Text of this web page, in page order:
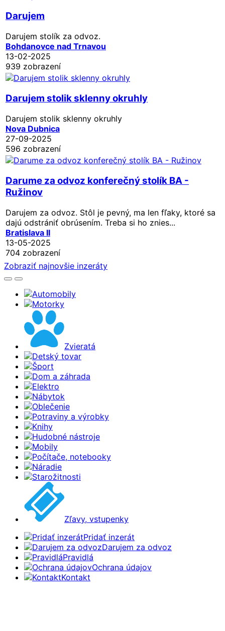
Darujem
Darujem stolík za odvoz.
Bohdanovce nad Trnavou
13-02-2025
939 zobrazení
Darujem stolik sklenny okruhly
Darujem stolik sklenny okruhly
Nova Dubnica
27-09-2025
596 zobrazení
Darume za odvoz konferečný stolík BA -
Ružinov
Darujem za odvoz. Stôl je pevný, ma len fľaky, ktoré sa
dajú odstrániť obrúsením. Treba si ho znies...
Bratislava II
13-05-2025
704 zobrazení
Zobraziť najnovšie inzeráty
Automobily
Motorky
Zvieratá
Detský tovar
Šport
Dom a záhrada
Elektro
Nábytok
Oblečenie
Potraviny a výrobky
Knihy
Hudobné nástroje
Mobily
Počítače, notebooky
Náradie
Starožitnosti
Zľavy, vstupenky
Pridať inzerát
Darujem za odvoz
Pravidlá
Ochrana údajov
Kontakt